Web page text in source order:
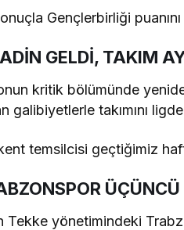
Gençlerbirliği
GELDİ, TAKIM
kritik bölümünde
galibiyetlerle takımını
temsilcisi geçtiğimiz
ÜÇÜNCÜ
Tekke yönetimindeki